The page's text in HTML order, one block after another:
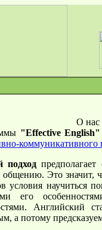
О нас
"Effective English"
коммуникативного
подход
общению. Это значит,
условия научиться
его
Английский
а потому